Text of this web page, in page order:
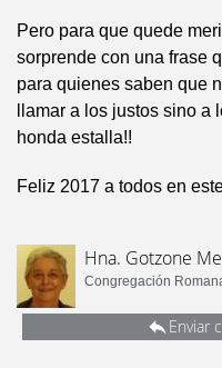
Pero para que quede
sorprende con una frase
para quienes saben que
llamar a los justos sino a
honda estalla!!
Feliz 2017 a todos en
Hna. Gotzone
Congregación
Enviar